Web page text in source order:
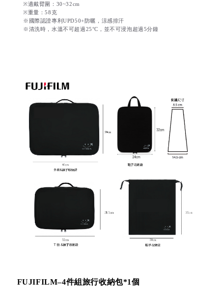
※適戴臂圍：30~32cm
※重量：58克
※國際認證專利UPD50+防曬，涼感排汗
※清洗時，水溫不可超過25°C，並不可浸泡超過5分鐘
FUJIFILM–4件組旅行收納包*1個